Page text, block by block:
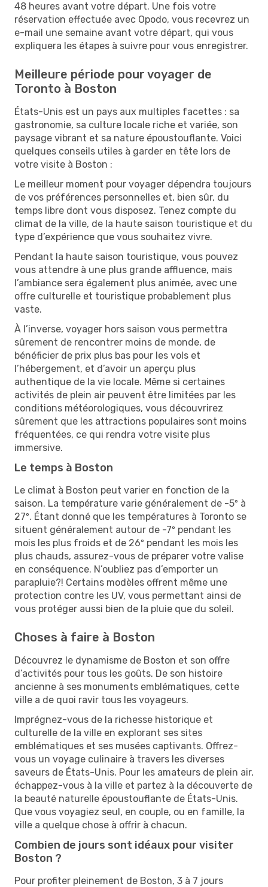
48 heures avant votre départ. Une fois votre
réservation effectuée avec Opodo, vous recevrez un
e-mail une semaine avant votre départ, qui vous
expliquera les étapes à suivre pour vous enregistrer.
Meilleure période pour voyager de
Toronto à Boston
États-Unis est un pays aux multiples facettes : sa
gastronomie, sa culture locale riche et variée, son
paysage vibrant et sa nature époustouflante. Voici
quelques conseils utiles à garder en tête lors de
votre visite à Boston :
Le meilleur moment pour voyager dépendra toujours
de vos préférences personnelles et, bien sûr, du
temps libre dont vous disposez. Tenez compte du
climat de la ville, de la haute saison touristique et du
type d’expérience que vous souhaitez vivre.
Pendant la haute saison touristique, vous pouvez
vous attendre à une plus grande affluence, mais
l’ambiance sera également plus animée, avec une
offre culturelle et touristique probablement plus
vaste.
À l’inverse, voyager hors saison vous permettra
sûrement de rencontrer moins de monde, de
bénéficier de prix plus bas pour les vols et
l’hébergement, et d’avoir un aperçu plus
authentique de la vie locale. Même si certaines
activités de plein air peuvent être limitées par les
conditions météorologiques, vous découvrirez
sûrement que les attractions populaires sont moins
fréquentées, ce qui rendra votre visite plus
immersive.
Le temps à Boston
Le climat à Boston peut varier en fonction de la
saison. La température varie généralement de -5º à
27º. Étant donné que les températures à Toronto se
situent généralement autour de -7º pendant les
mois les plus froids et de 26º pendant les mois les
plus chauds, assurez-vous de préparer votre valise
en conséquence. N’oubliez pas d’emporter un
parapluie?! Certains modèles offrent même une
protection contre les UV, vous permettant ainsi de
vous protéger aussi bien de la pluie que du soleil.
Choses à faire à Boston
Découvrez le dynamisme de Boston et son offre
d’activités pour tous les goûts. De son histoire
ancienne à ses monuments emblématiques, cette
ville a de quoi ravir tous les voyageurs.
Imprégnez-vous de la richesse historique et
culturelle de la ville en explorant ses sites
emblématiques et ses musées captivants. Offrez-
vous un voyage culinaire à travers les diverses
saveurs de États-Unis. Pour les amateurs de plein air,
échappez-vous à la ville et partez à la découverte de
la beauté naturelle époustouflante de États-Unis.
Que vous voyagiez seul, en couple, ou en famille, la
ville a quelque chose à offrir à chacun.
Combien de jours sont idéaux pour visiter
Boston ?
Pour profiter pleinement de Boston, 3 à 7 jours